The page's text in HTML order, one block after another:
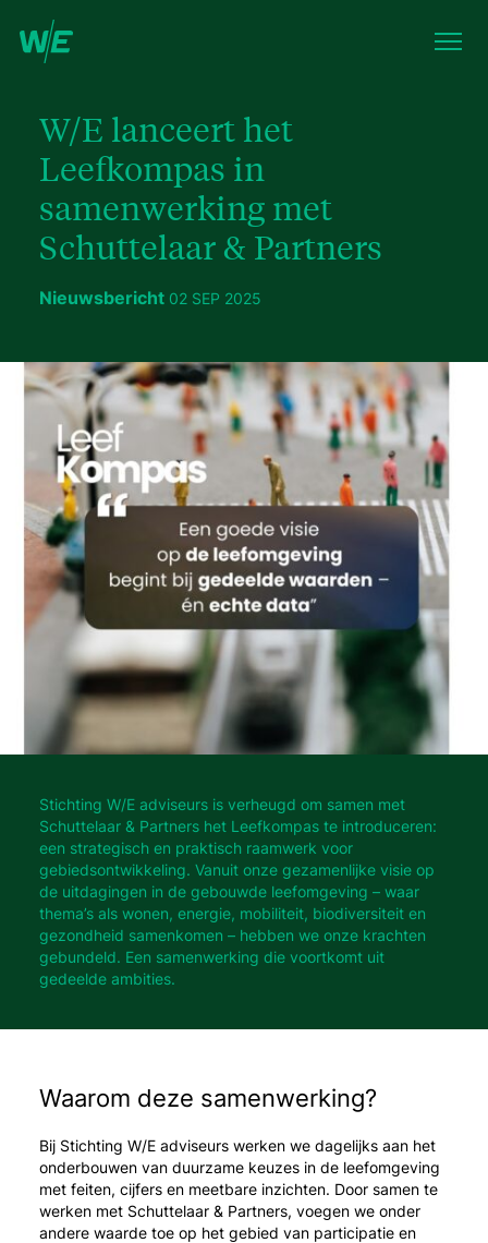
W/E lanceert het
Leefkompas in
samenwerking met
Schuttelaar & Partners
Nieuwsbericht 02 SEP 2025
Stichting W/E adviseurs is verheugd om samen met
Schuttelaar & Partners het Leefkompas te introduceren:
een strategisch en praktisch raamwerk voor
gebiedsontwikkeling. Vanuit onze gezamenlijke visie op
de uitdagingen in de gebouwde leefomgeving – waar
thema’s als wonen, energie, mobiliteit, biodiversiteit en
gezondheid samenkomen – hebben we onze krachten
gebundeld. Een samenwerking die voortkomt uit
gedeelde ambities.
Waarom deze samenwerking?
Bij Stichting W/E adviseurs werken we dagelijks aan het
onderbouwen van duurzame keuzes in de leefomgeving
met feiten, cijfers en meetbare inzichten. Door samen te
werken met Schuttelaar & Partners, voegen we onder
andere waarde toe op het gebied van participatie en